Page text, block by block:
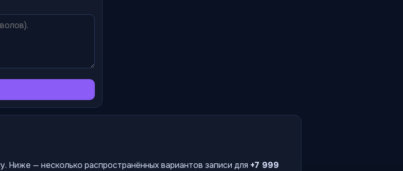
Ниже — несколько распространённых вариантов записи для +7 999